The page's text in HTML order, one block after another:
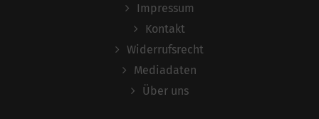
Impressum
Kontakt
Widerrufsrecht
Mediadaten
Über uns